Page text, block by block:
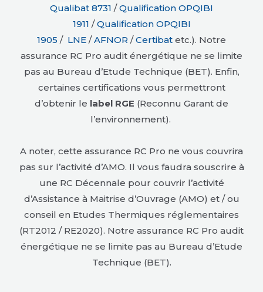
Qualibat 8731 / Qualification OPQIBI
1911 /Qualification OPQIBI
1905 / LNE /AFNOR /Certibat etc.). Notre
assurance RC Pro audit énergétique ne se limite
pas au Bureau d’Etude Technique (BET). Enfin,
certaines certifications vous permettront
d’obtenir le label RGE (Reconnu Garant de
l’environnement).
A noter, cette assurance RC Pro ne vous couvrira
pas sur l’activité d’AMO. Il vous faudra souscrire à
une RC Décennale pour couvrir l’activité
d’Assistance à Maitrise d’Ouvrage (AMO) et / ou
conseil en Etudes Thermiques réglementaires
(RT2012 / RE2020). Notre assurance RC Pro audit
énergétique ne se limite pas au Bureau d’Etude
Technique (BET).